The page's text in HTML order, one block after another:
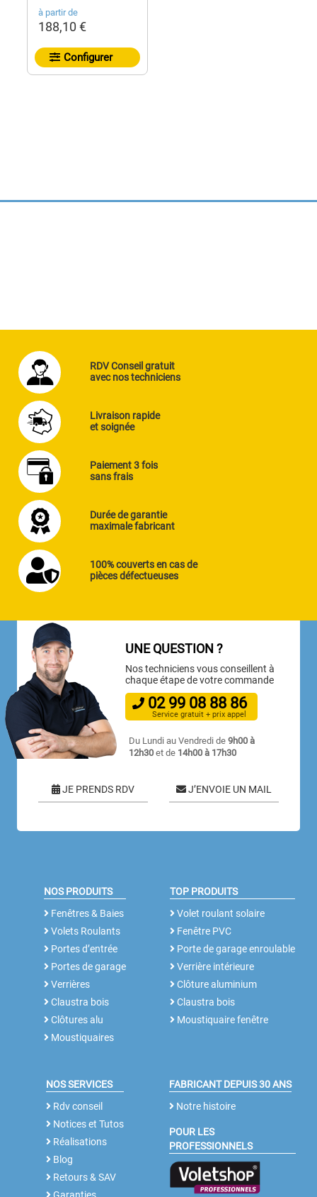
à partir de
188,10 €
Configurer
RDV Conseil gratuit
avec nos techniciens
Livraison rapide
et soignée
Paiement 3 fois
sans frais
Durée de garantie
maximale fabricant
100% couverts en cas de
pièces défectueuses
UNE QUESTION ?
Nos techniciens vous conseillent à
chaque étape de votre commande
02 99 08 88 86
Service gratuit + prix appel
Du Lundi au Vendredi de9h00 à
12h30 et de 14h00 à 17h30
JE PRENDS RDV J’ENVOIE UN MAIL
NOS PRODUITS
Fenêtres & Baies
Volets Roulants
Portes d’entrée
Portes de garage
Verrières
Claustra bois
Clôtures alu
Moustiquaires
TOP PRODUITS
Volet roulant solaire
Fenêtre PVC
Porte de garage enroulable
Verrière intérieure
Clôture aluminium
Claustra bois
Moustiquaire fenêtre
NOS SERVICES
Rdv conseil
Notices et Tutos
Réalisations
Blog
Retours & SAV
FABRICANT DEPUIS 30 ANS
Notre histoire
POUR LES
PROFESSIONNELS